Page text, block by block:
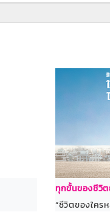
ทุกขั้นของชีวิต
“ชีวิตของใคร